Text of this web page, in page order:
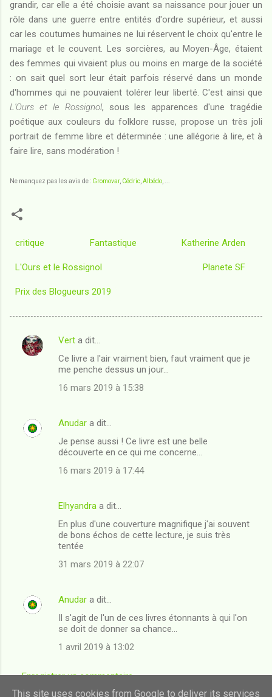
grandir, car elle a été choisie avant sa naissance pour jouer un
rôle dans une guerre entre entités d'ordre supérieur, et aussi
car les coutumes humaines ne lui réservent le choix qu'entre le
mariage et le couvent. Les sorcières, au Moyen-Âge, étaient
des femmes qui vivaient plus ou moins en marge de la société
: on sait quel sort leur était parfois réservé dans un monde
d'hommes qui ne pouvaient tolérer leur liberté. C'est ainsi que
L'Ours et le Rossignol, sous les apparences d'une tragédie
poétique aux couleurs du folklore russe, propose un très joli
portrait de femme libre et déterminée : une allégorie à lire, et à
faire lire, sans modération !
Ne manquez pas les avis de : Gromovar, Cédric Albédo
critique Fantastique Katherine Arden
L'Ours et le Rossignol Planete SF
Prix des Blogueurs 2019
C
n
Vert a dit…
Ce livre a l'air vraiment bien, faut vraiment que je
me penche dessus un jour...
16 mars 2019 à 15:38
Anudar a dit…
Je pense aussi ! Ce livre est une belle
découverte en ce qui me concerne...
16 mars 2019 à 17:44
Elhyandra a dit…
En plus d'une couverture magnifique j'ai souvent
de bons échos de cette lecture, je suis très
tentée
31 mars 2019 à 22:07
Anudar a dit…
Il s'agit de l'un de ces livres étonnants à qui l'on
se doit de donner sa chance...
1 avril 2019 à 13:02
Enregistrer un commentaire
This site uses cookies from Google to deliver its services